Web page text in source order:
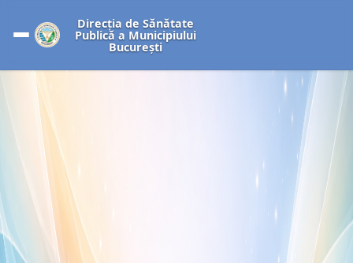
Direcția de Sănătate
Publică a Municipiului
București